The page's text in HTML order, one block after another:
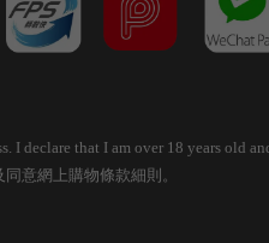
declare that I am over 18 years old
意網上購物條款細則。